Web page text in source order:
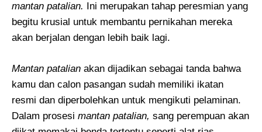
mantan patalian. Ini merupakan tahap peresmian yang
begitu krusial untuk membantu pernikahan mereka
akan berjalan dengan lebih baik lagi.
Mantan patalian akan dijadikan sebagai tanda bahwa
kamu dan calon pasangan sudah memiliki ikatan
resmi dan diperbolehkan untuk mengikuti pelaminan.
Dalam prosesi mantan patalian, sang perempuan akan